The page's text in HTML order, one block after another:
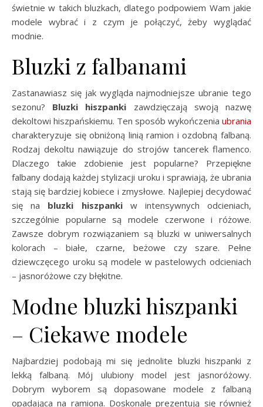
świetnie w takich bluzkach, dlatego podpowiem Wam jakie
modele wybrać i z czym je połączyć, żeby wyglądać
modnie.
Bluzki z falbanami
Zastanawiasz się jak wygląda najmodniejsze ubranie tego
sezonu? Bluzki hiszpanki zawdzięczają swoją nazwę
dekoltowi hiszpańskiemu. Ten sposób wykończenia ubrania
charakteryzuje się obniżoną linią ramion i ozdobną falbaną.
Rodzaj dekoltu nawiązuje do strojów tancerek flamenco.
Dlaczego takie zdobienie jest popularne? Przepiękne
falbany dodają każdej stylizacji uroku i sprawiają, że ubrania
stają się bardziej kobiece i zmysłowe. Najlepiej decydować
się na bluzki hiszpankiw intensywnych odcieniach,
szczególnie popularne są modele czerwone i różowe.
Zawsze dobrym rozwiązaniem są bluzki w uniwersalnych
kolorach – białe, czarne, beżowe czy szare. Pełne
dziewczęcego uroku są modele w pastelowych odcieniach
– jasnoróżowe czy błękitne.
Modne bluzki hiszpanki
– Ciekawe modele
Najbardziej podobają mi się jednolite bluzki hiszpanki z
lekką falbaną. Mój ulubiony model jest jasnoróżowy.
Dobrym wyborem są dopasowane modele z falbaną
opadająca na ramiona. Doskonale prezentują się również